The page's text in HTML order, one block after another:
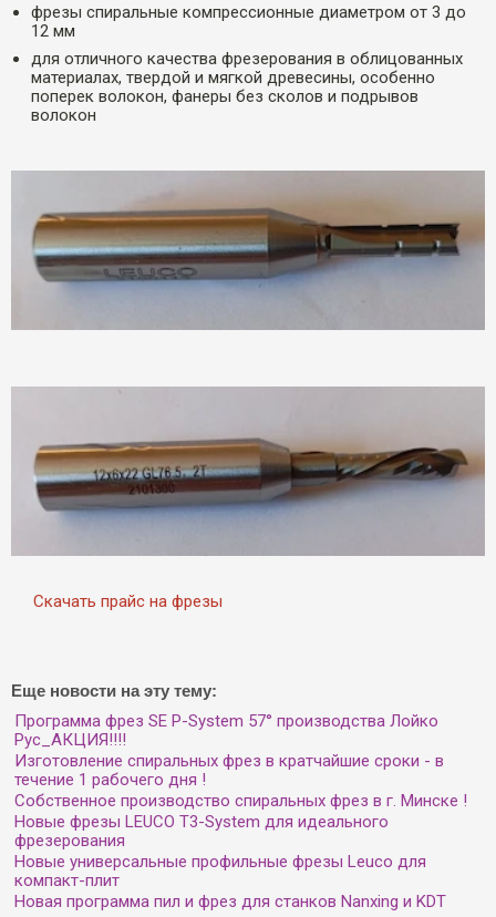
фрезы спиральные компрессионные диаметром от 3 до
12 мм
для отличного качества фрезерования в облицованных
материалах, твердой и мягкой древесины, особенно
поперек волокон, фанеры без сколов и подрывов
волокон
Скачать прайс на фрезы
Еще новости на эту тему:
Программа фрез SE P-System 57° производства Лойко
Рус_АКЦИЯ!!!!
Изготовление спиральных фрез в кратчайшие сроки - в
течение 1 рабочего дня !
Собственное производство спиральных фрез в г. Минске !
Новые фрезы LEUCO T3-System для идеального
фрезерования
Новые универсальные профильные фрезы Leuco для
компакт-плит
Новая программа пил и фрез для станков Nanxing и KDT